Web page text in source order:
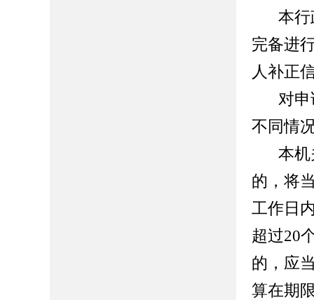
本
完备进
人补正
对
不同情
本
的，将
工作日
超过20
的，应
算在期